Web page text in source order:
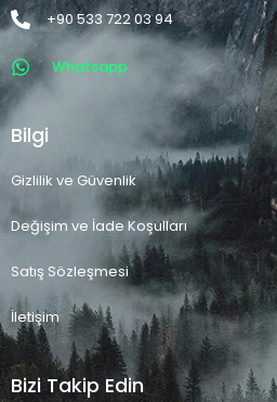
+90 533 722 03 94
Whatsapp
Bilgi
Gizlilik ve Güvenlik
Değişim ve İade Koşulları
Satış Sözleşmesi
İletişim
Bizi Takip Edin